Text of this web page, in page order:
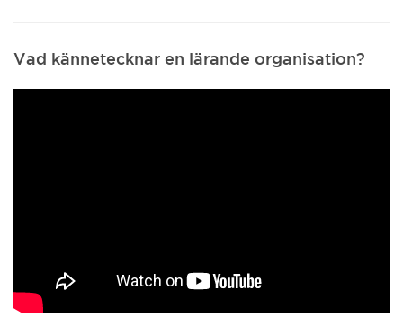
Vad kännetecknar en lärande organisation?